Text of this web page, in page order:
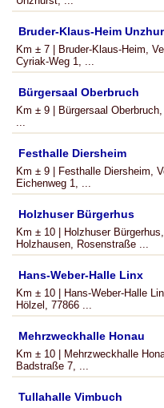
Bruder-Klaus-Heim
Km ± 7 | Bruder-Klaus-Heim,
Cyriak-Weg 1, ...
Bürgersaal Oberbruch
Km ± 9 | Bürgersaal
...
Festhalle Diersheim
Km ± 9 | Festhalle Diersheim,
Eichenweg 1, ...
Holzhuser Bürgerhus
Km ± 10 | Holzhuser
Holzhausen, Rosenstraße ...
Hans-Weber-Halle Linx
Km ± 10 | Hans-Weber-Halle
Hölzel, 77866 ...
Mehrzweckhalle Honau
Km ± 10 | Mehrzweckhalle
Badstraße 7, ...
Tullahalle Vimbuch